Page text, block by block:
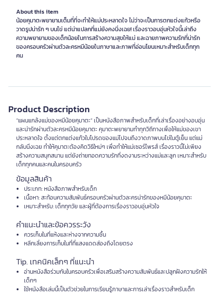
About this item
น้อยคุมาตะพยายามเต็มที่ที่จะทำให้แม่ประหลาดใจ ไม่ว่าจะเป็นการตกแต่งแก้วหรือ
วาดรูปน่ารัก ๆ บนไข่ แต่น่าแปลกที่แม่ยังคงนิ่งเฉย! เรื่องราวอบอุ่นหัวใจนี้เล่าถึง
ความพยายามของเด็กน้อยในการสร้างความสุขให้แม่ และฉายภาพความรักที่น่ารัก
ของครอบครัวผ่านตัวละครหมีน้อยในภาษาและภาพที่อ่อนโยนเหมาะสำหรับเด็กทุก
คน
Product Description
“แผนแกล้งแม่ของหมีน้อยคุมาตะ” เป็นหนังสือภาพสำหรับเด็กที่เล่าเรื่องอย่างอบอุ่น
และน่ารักผ่านตัวละครหมีน้อยคุมาตะ คุมาตะพยายามทำทุกวิถีทางเพื่อให้แม่ของเขา
ประหลาดใจ ตั้งแต่ตกแต่งแก้วใบโปรดของแม่ไปจนถึงวาดภาพบนไข่ในตู้เย็น แต่แม่
กลับนิ่งเฉย ทำให้คุมาตะต้องคิดวิธีใหม่ๆ เพื่อทำให้แม่เซอร์ไพรส์ เรื่องราวนี้ไม่เพียง
สร้างความสนุกสนาน แต่ยังถ่ายทอดความรักที่งดงามระหว่างแม่และลูก เหมาะสำหรับ
เด็กทุกคนและคนในครอบครัว
ข้อมูลสินค้า
ประเภท: หนังสือภาพสำหรับเด็ก
เนื้อหา: สะท้อนความสัมพันธ์ครอบครัวผ่านตัวละครน่ารักของหมีน้อยคุมาตะ
เหมาะสำหรับ: เด็กทุกวัย และผู้ที่ต้องการเรื่องราวอบอุ่นหัวใจ
คำแนะนำและข้อควรระวัง
ควรเก็บในที่แห้งและห่างจากความชื้น
หลีกเลี่ยงการเก็บในที่ที่แสงแดดส่องถึงโดยตรง
Tip. เทคนิคเล็กๆ ที่แนะนำ
อ่านหนังสือร่วมกันในครอบครัวเพื่อเสริมสร้างความสัมพันธ์และปลูกฝังความรักให้
เด็กๆ
ใช้หนังสือเล่มนี้เป็นตัวช่วยในการเรียนรู้ภาษาและการเล่าเรื่องราวสำหรับเด็ก